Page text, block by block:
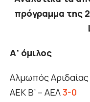
πρόγραμμα της
Α’ όμιλος
Αλμωπός
ΑΕΚ Β’ – ΑΕΛ3-0